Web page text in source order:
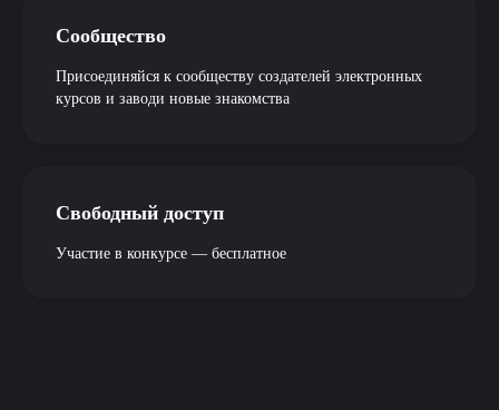
Сообщество
Присоединяйся к сообществу создателей электронных
курсов и заводи новые знакомства
Свободный доступ
Участие в конкурсе — бесплатное